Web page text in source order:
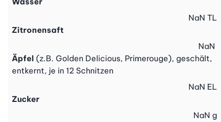
Zitronensaft
NaN TL
Äpfel (z.B. Golden Delicious, Primerouge), geschält,
entkernt, je in 12 Schnitzen
NaN
Zucker
NaN EL
NaN g